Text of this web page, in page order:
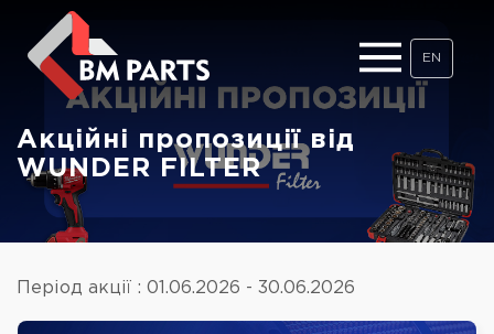
EN
Акційні пропозиції від
WUNDER FILTER
Період акції : 01.06.2026 - 30.06.2026